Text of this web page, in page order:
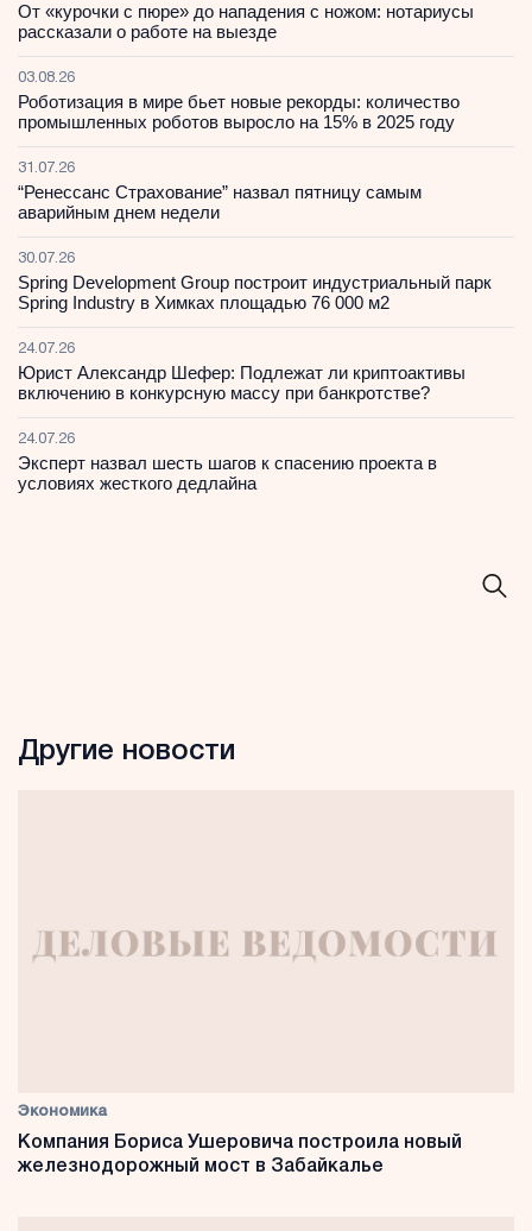
От «курочки с пюре» до нападения с ножом: нотариусы
рассказали о работе на выезде
03.08.26
Роботизация в мире бьет новые рекорды: количество
промышленных роботов выросло на 15% в 2025 году
31.07.26
“Ренессанс Страхование” назвал пятницу самым
аварийным днем недели
30.07.26
Spring Development Group построит индустриальный парк
Spring Industry в Химках площадью 76 000 м2
24.07.26
Юрист Александр Шефер: Подлежат ли криптоактивы
включению в конкурсную массу при банкротстве?
24.07.26
Эксперт назвал шесть шагов к спасению проекта в
условиях жесткого дедлайна
Другие новости
Экономика
Компания Бориса Ушеровича построила новый
железнодорожный мост в Забайкалье